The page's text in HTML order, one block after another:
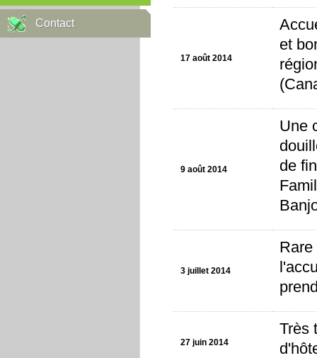
Contact
17 août 2014
et
9 août 2014
Une
de
3 juillet 2014
Rare
27 juin 2014
Très